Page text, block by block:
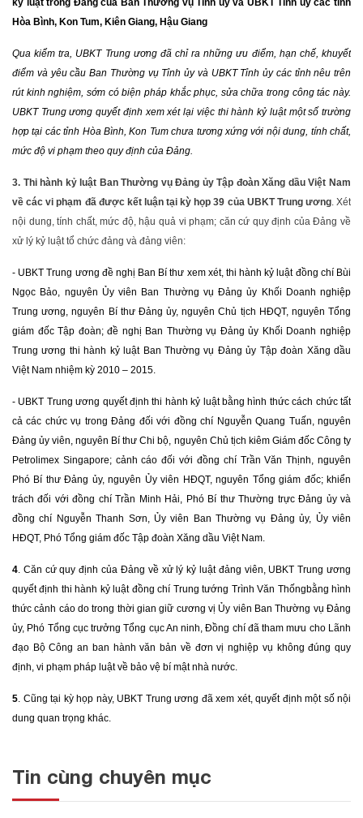
kỷ luật trong Đảng của Ban Thường vụ Tỉnh ủy và UBKT Tỉnh ủy các tỉnh
Hòa Bình, Kon Tum, Kiên Giang, Hậu Giang
Qua kiểm tra, UBKT Trung ương đã chỉ ra những ưu điểm, hạn chế, khuyết
điểm và yêu cầu Ban Thường vụ Tỉnh ủy và UBKT Tỉnh ủy các tỉnh nêu trên
rút kinh nghiệm, sớm có biện pháp khắc phục, sửa chữa trong công tác này.
UBKT Trung ương quyết định xem xét lại việc thi hành kỷ luật một số trường
hợp tại các tỉnh Hòa Bình, Kon Tum chưa tương xứng với nội dung, tính chất,
mức độ vi phạm theo quy định của Đảng.
3. Thi hành kỷ luật Ban Thường vụ Đảng ủy Tập đoàn Xăng dầu Việt Nam
về các vi phạm đã được kết luận tại kỳ họp 39 của UBKT Trung ương. Xét
nội dung, tính chất, mức độ, hậu quả vi phạm; căn cứ quy định của Đảng về
xử lý kỷ luật tổ chức đảng và đảng viên:
- UBKT Trung ương đề nghị Ban Bí thư xem xét, thi hành kỷ luật đồng chí Bùi
Ngọc Bảo, nguyên Ủy viên Ban Thường vụ Đảng ủy Khối Doanh nghiệp
Trung ương, nguyên Bí thư Đảng ủy, nguyên Chủ tịch HĐQT, nguyên Tổng
giám đốc Tập đoàn; đề nghị Ban Thường vụ Đảng ủy Khối Doanh nghiệp
Trung ương thi hành kỷ luật Ban Thường vụ Đảng ủy Tập đoàn Xăng dầu
Việt Nam nhiệm kỳ 2010 – 2015.
- UBKT Trung ương quyết định thi hành kỷ luật bằng hình thức cách chức tất
cả các chức vụ trong Đảng đối với đồng chí Nguyễn Quang Tuấn, nguyên
Đảng ủy viên, nguyên Bí thư Chi bộ, nguyên Chủ tịch kiêm Giám đốc Công ty
Petrolimex Singapore; cảnh cáo đối với đồng chí Trần Văn Thịnh, nguyên
Phó Bí thư Đảng ủy, nguyên Ủy viên HĐQT, nguyên Tổng giám đốc; khiển
trách đối với đồng chí Trần Minh Hải, Phó Bí thư Thường trực Đảng ủy và
đồng chí Nguyễn Thanh Sơn, Ủy viên Ban Thường vụ Đảng ủy, Ủy viên
HĐQT, Phó Tổng giám đốc Tập đoàn Xăng dầu Việt Nam.
4. Căn cứ quy định của Đảng về xử lý kỷ luật đảng viên, UBKT Trung ương
quyết định thi hành kỷ luật đồng chí Trung tướng Trình Văn Thốngbằng hình
thức cảnh cáo do trong thời gian giữ cương vị Ủy viên Ban Thường vụ Đảng
ủy, Phó Tổng cục trưởng Tổng cục An ninh, Đồng chí đã tham mưu cho Lãnh
đạo Bộ Công an ban hành văn bản về đơn vị nghiệp vụ không đúng quy
định, vi phạm pháp luật về bảo vệ bí mật nhà nước.
5. Cũng tại kỳ họp này, UBKT Trung ương đã xem xét, quyết định một số nội
dung quan trọng khác.
Tin cùng chuyên mục